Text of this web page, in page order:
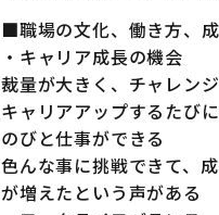
■職場の文化、働き方、
・キャリア成長の機会
裁量が大きく、チャレン
キャリアアップするたび
のびと仕事ができる
色んな事に挑戦できて、
が増えたという声がある